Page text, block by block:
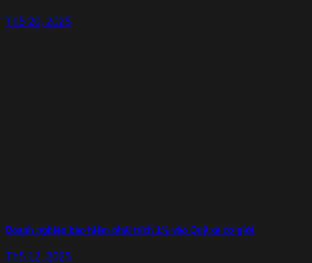
Th5 20, 2025
Doanh nghiệp bảo hiểm phải trích 1% vào Quỹ xe cơ giới
Th5 12, 2025